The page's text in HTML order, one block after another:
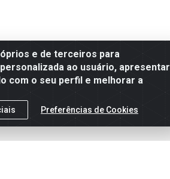
e de terceiros para
ao usuário, apresentar
com o seu perfil e melhorar a
Preferências de Cookies